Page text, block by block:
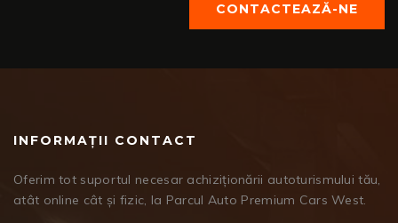
CONTACTEAZĂ-NE
INFORMAȚII CONTACT
Oferim tot suportul necesar achiziționării autoturismului tău,
atât online cât și fizic, la Parcul Auto Premium Cars West.